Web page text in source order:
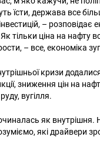
їсти, держава все
–
тільки ціна на нафту
– все, економіка
кризи
зниження цін на
вугілля.
як внутрішня.
які драйвери